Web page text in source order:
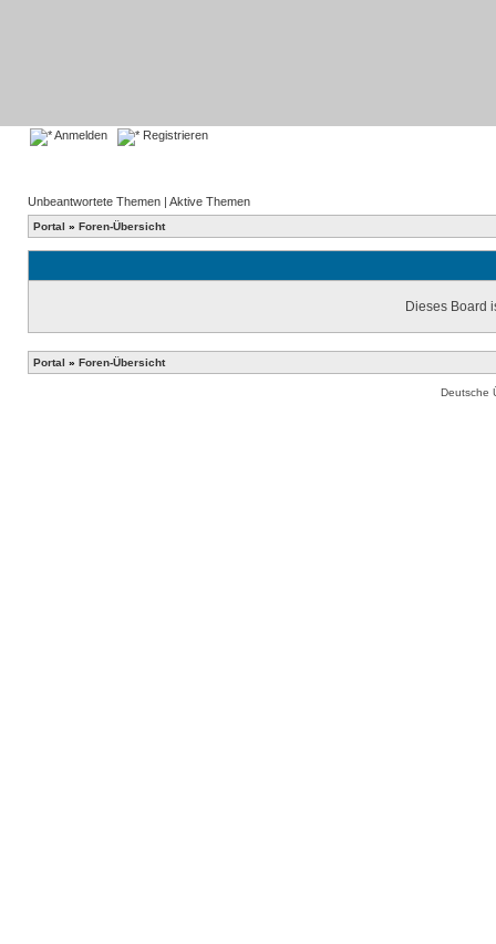
Anmelden Registrieren
Unbeantwortete Themen | Aktive Themen
Portal » Foren-Übersicht
Dieses Board
Portal » Foren-Übersicht
Deutsche